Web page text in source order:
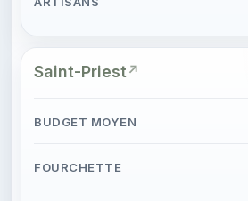
Saint-Priest